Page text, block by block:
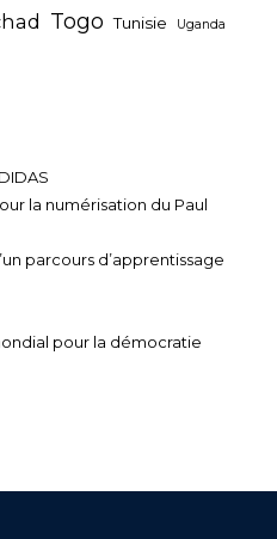
Togo Tunisie Uganda
la numérisation du Paul
parcours d’apprentissage
pour la démocratie